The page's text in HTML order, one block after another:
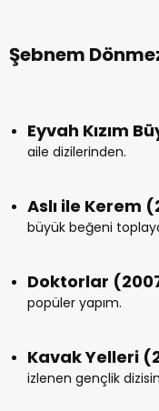
Şebnem
Eyvah Kızım
aile dizilerinden.
Aslı ile Kerem
büyük beğeni
Doktorlar
popüler yapım.
Kavak Yelleri
izlenen gençlik